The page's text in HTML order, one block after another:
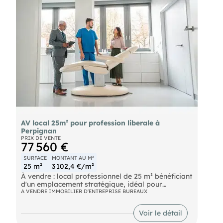
AV local 25m² pour profession liberale à
Perpignan
PRIX DE VENTE
77 560 €
SURFACE
25 m²
MONTANT AU M²
3 102,4 €/m²
À vendre : local professionnel de 25 m² bénéficiant
d'un emplacement stratégique, idéal pour
l'exercice d'une profession libérale telle que
Ce bien en excellent état est parfaitement agencé
avec un espace sanitaire comprenant WC et
A VENDRE IMMOBILIER D'ENTREPRISE BUREAUX
Voir le détail